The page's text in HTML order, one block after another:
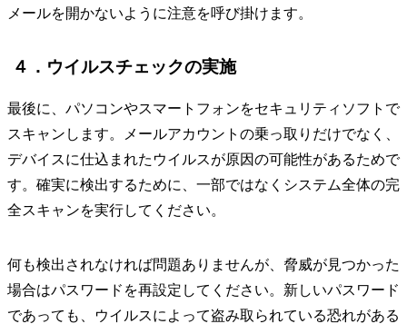
メールを開かないように注意を呼び掛けます。
４．ウイルスチェックの実施
最後に、パソコンやスマートフォンをセキュリティソフトで
スキャンします。メールアカウントの乗っ取りだけでなく、
デバイスに仕込まれたウイルスが原因の可能性があるためで
す。確実に検出するために、一部ではなくシステム全体の完
全スキャンを実行してください。
何も検出されなければ問題ありませんが、脅威が見つかった
場合はパスワードを再設定してください。新しいパスワード
であっても、ウイルスによって盗み取られている恐れがある